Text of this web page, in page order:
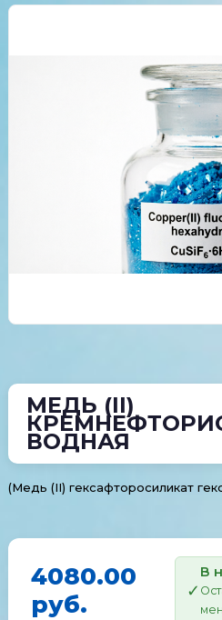
МЕДЬ (II)
ВОДНАЯ
(Медь (II) гексафторосиликат
4080.00
руб.
В